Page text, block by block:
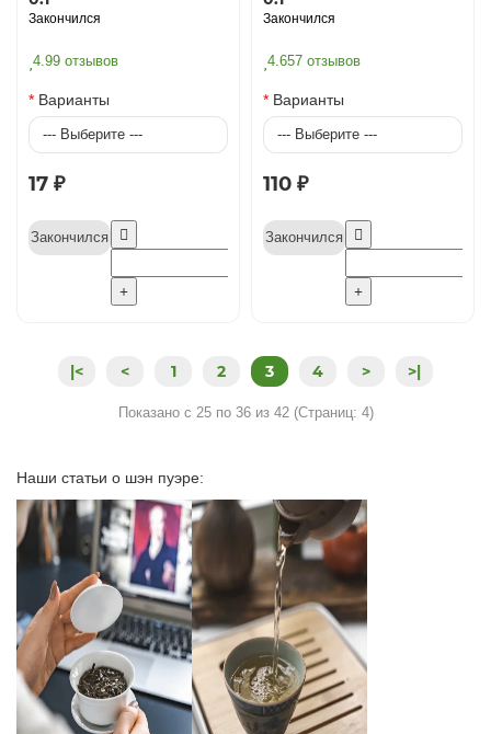
Закончился
4.99 отзывов
Варианты
17 ₽
Закончился
Закончился
4.657 отзывов
Варианты
110 ₽
Закончился
|< < 1 2 3 4 > >|
Показано с 25 по 36 из 42 (Страниц: 4)
Наши статьи о шэн пуэре: